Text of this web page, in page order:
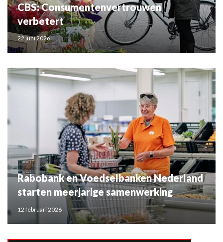
CBS: Consumentenvertrouwen
verbetert
22 juni 2026
Rabobank en Voedselbanken Nederland
starten meerjarige samenwerking
12 februari 2026